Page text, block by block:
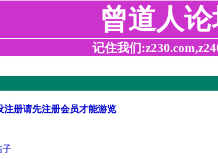
曾道人
记住我们
注册请先注册会员才能游览
子